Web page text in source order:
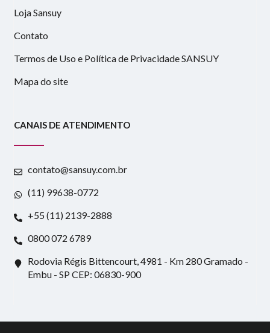
Loja Sansuy
Contato
Termos de Uso e Política de Privacidade SANSUY
Mapa do site
CANAIS DE ATENDIMENTO
contato@sansuy.com.br
(11) 99638-0772
+55 (11) 2139-2888
0800 072 6789
Rodovia Régis Bittencourt, 4981 - Km 280 Gramado -
Embu - SP CEP: 06830-900